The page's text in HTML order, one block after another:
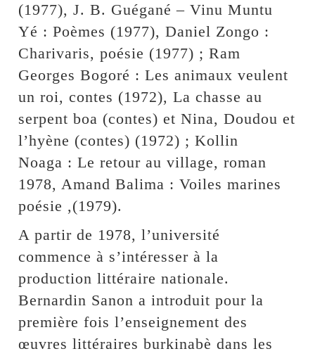
(1977), J. B. Guégané – Vinu Muntu
Yé : Poèmes (1977), Daniel Zongo :
Charivaris, poésie (1977) ; Ram
Georges Bogoré : Les animaux veulent
un roi, contes (1972), La chasse au
serpent boa (contes) et Nina, Doudou et
l’hyène (contes) (1972) ; Kollin
Noaga : Le retour au village, roman
1978, Amand Balima : Voiles marines
poésie ,(1979).
A partir de 1978, l’université
commence à s’intéresser à la
production littéraire nationale.
Bernardin Sanon a introduit pour la
première fois l’enseignement des
œuvres littéraires burkinabè dans les